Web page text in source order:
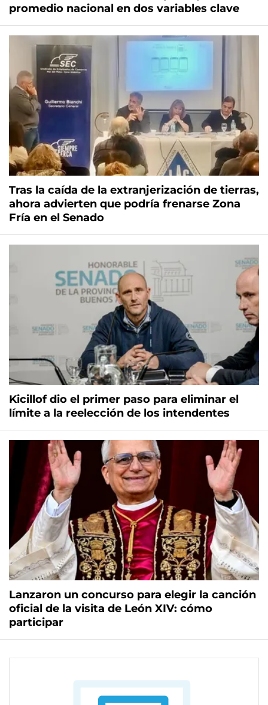
promedio nacional en dos variables clave
Tras la caída de la extranjerización de tierras,
ahora advierten que podría frenarse Zona
Fría en el Senado
Kicillof dio el primer paso para eliminar el
límite a la reelección de los intendentes
Lanzaron un concurso para elegir la canción
oficial de la visita de León XIV: cómo
participar